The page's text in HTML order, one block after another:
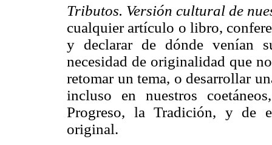
Tributos. Versión cultural de
cualquier artículo o libro,
y declarar de dónde venían
necesidad de originalidad que
retomar un tema, o desarrollar
incluso en nuestros
Progreso, la Tradición, y de
original.